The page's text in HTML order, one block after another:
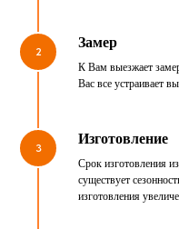
2 Замер
К Вам выезжает
Вас все устраивает
3 Изготовление
Срок изготовления
существует
изготовления